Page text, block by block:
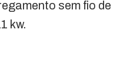
sem fio de
kw.